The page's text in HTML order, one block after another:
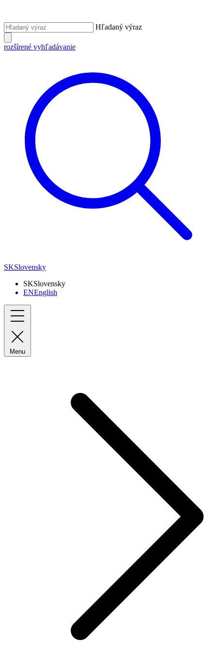
Hľadaný výraz
rozšírené vyhľadávanie
SKSlovensky
SKSlovensky
ENEnglish
Menu